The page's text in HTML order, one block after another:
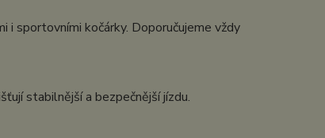
i sportovními kočárky. Doporučujeme vždy
stabilnější a bezpečnější jízdu.